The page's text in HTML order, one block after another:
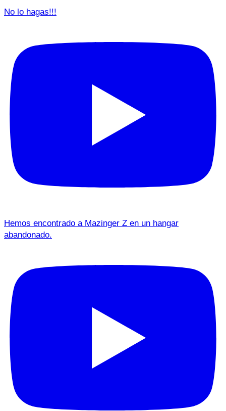
No lo hagas!!!
Hemos encontrado a Mazinger Z en un hangar
abandonado.